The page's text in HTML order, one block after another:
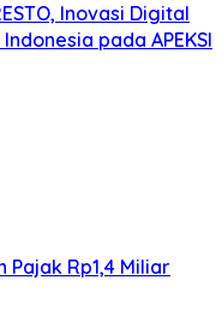
Inovasi Digital
pada APEKSI
Pajak Rp1,4 Miliar